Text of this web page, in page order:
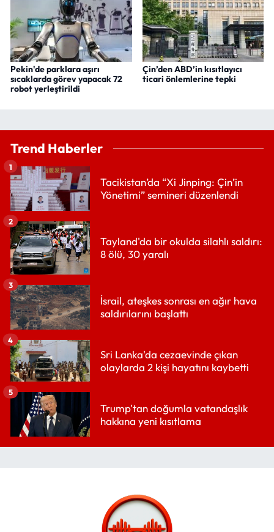
Pekin'de parklara aşırı
sıcaklarda görev yapacak 72
robot yerleştirildi
Çin’den ABD’in kısıtlayıcı
ticari önlemlerine tepki
Trend Haberler
Tacikistan’da “Xi Jinping: Çin’in
Yönetimi” semineri düzenlendi
1
Tayland'da bir okulda silahlı saldırı:
8 ölü, 30 yaralı
2
İsrail, ateşkes sonrası en ağır hava
saldırılarını başlattı
3
Sri Lanka'da cezaevinde çıkan
olaylarda 2 kişi hayatını kaybetti
4
Trump'tan doğumla vatandaşlık
hakkına yeni kısıtlama
5